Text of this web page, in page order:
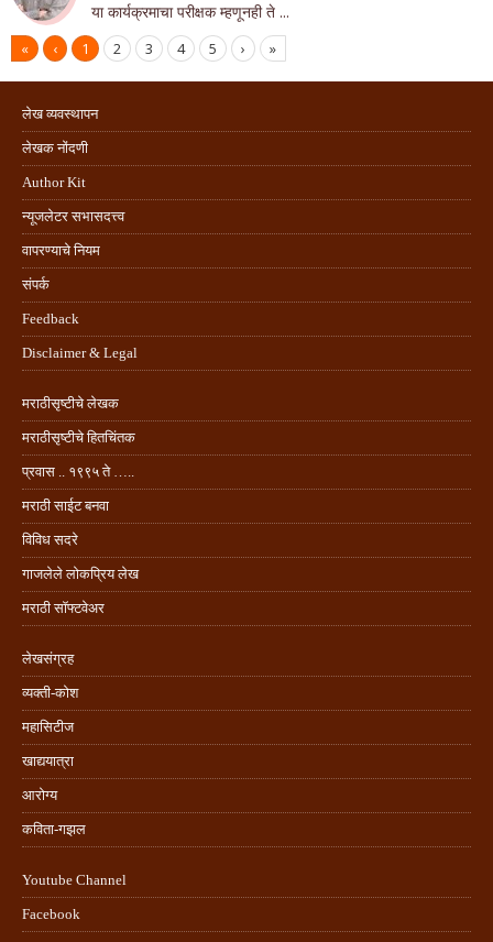
या कार्यक्रमाचा परीक्षक म्हणूनही ते ...
« ‹ 1 2 3 4 5 › »
लेख व्यवस्थापन
लेखक नोंदणी
Author Kit
न्यूजलेटर सभासदत्त्व
वापरण्याचे नियम
संपर्क
Feedback
Disclaimer & Legal
मराठीसृष्टीचे लेखक
मराठीसृष्टीचे हितचिंतक
प्रवास .. १९९५ ते …..
मराठी साईट बनवा
विविध सदरे
गाजलेले लोकप्रिय लेख
मराठी सॉफ्टवेअर
लेखसंग्रह
व्यक्ती-कोश
महासिटीज
खाद्ययात्रा
आरोग्य
कविता-गझल
Youtube Channel
Facebook